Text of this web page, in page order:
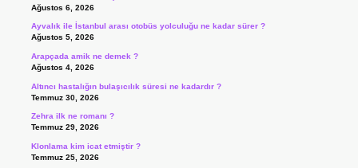
Ağustos 6, 2026
Ayvalık ile İstanbul arası otobüs yolculuğu ne kadar sürer ?
Ağustos 5, 2026
Arapçada amik ne demek ?
Ağustos 4, 2026
Altıncı hastalığın bulaşıcılık süresi ne kadardır ?
Temmuz 30, 2026
Zehra ilk ne romanı ?
Temmuz 29, 2026
Klonlama kim icat etmiştir ?
Temmuz 25, 2026